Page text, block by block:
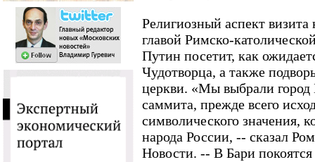
Религиозный аспект визита
главой Римско-
Путин посетит, как
Чудотворца, а также
церкви. «Мы выбрали город
саммита, прежде всего
символического значения,
народа России, -- сказал
Новости. -- В Бари